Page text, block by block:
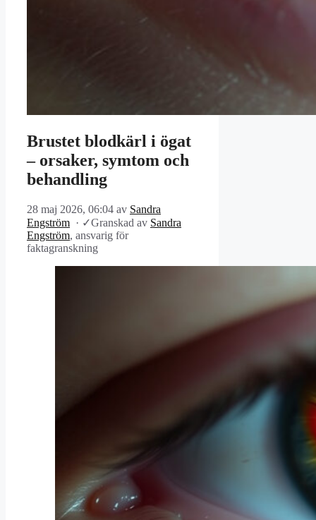
Brustet blodkärl i ögat
– orsaker, symtom och
behandling
28 maj 2026, 06:04 av Sandra
Engström · ✓Granskad av Sandra
Engström, ansvarig för
faktagranskning